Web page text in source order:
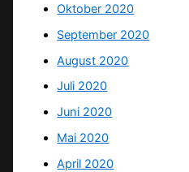
Oktober 2020
September 2020
August 2020
Juli 2020
Juni 2020
Mai 2020
April 2020